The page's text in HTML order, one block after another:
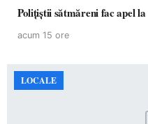
acum 15 ore
LOCALE